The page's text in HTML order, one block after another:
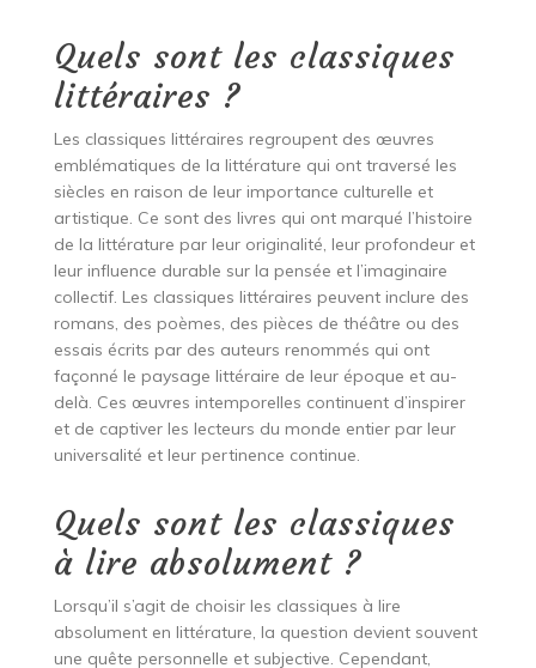
Quels sont les classiques
littéraires ?
Les classiques littéraires regroupent des œuvres
emblématiques de la littérature qui ont traversé les
siècles en raison de leur importance culturelle et
artistique. Ce sont des livres qui ont marqué l’histoire
de la littérature par leur originalité, leur profondeur et
leur influence durable sur la pensée et l’imaginaire
collectif. Les classiques littéraires peuvent inclure des
romans, des poèmes, des pièces de théâtre ou des
essais écrits par des auteurs renommés qui ont
façonné le paysage littéraire de leur époque et au-
delà. Ces œuvres intemporelles continuent d’inspirer
et de captiver les lecteurs du monde entier par leur
universalité et leur pertinence continue.
Quels sont les classiques
à lire absolument ?
Lorsqu’il s’agit de choisir les classiques à lire
absolument en littérature, la question devient souvent
une quête personnelle et subjective. Cependant,